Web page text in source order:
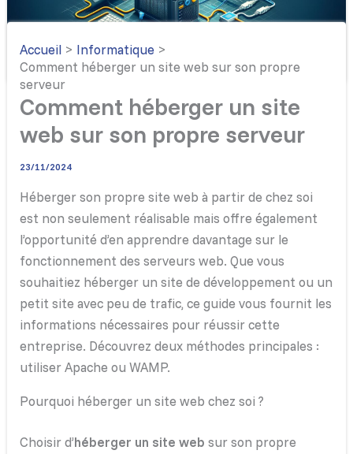
Accueil
Informatique
Comment héberger un site web sur son propre
serveur
Comment héberger un site
web sur son propre serveur
23/11/2024
Héberger son propre site web à partir de chez soi
est non seulement réalisable mais offre également
l’opportunité d’en apprendre davantage sur le
fonctionnement des serveurs web. Que vous
souhaitiez héberger un site de développement ou un
petit site avec peu de trafic, ce guide vous fournit les
informations nécessaires pour réussir cette
entreprise. Découvrez deux méthodes principales :
utiliser Apache ou WAMP.
Pourquoi héberger un site web chez soi ?
Choisir d’héberger un site web sur son propre